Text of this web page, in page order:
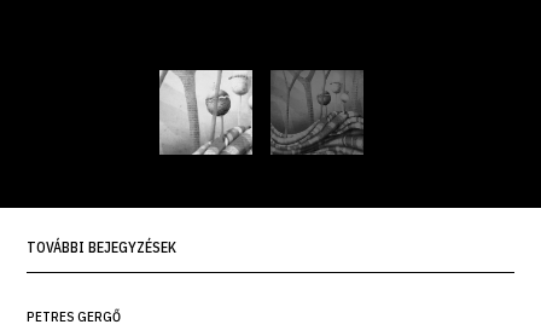
TOVÁBBI BEJEGYZÉSEK
PETRES GERGŐ